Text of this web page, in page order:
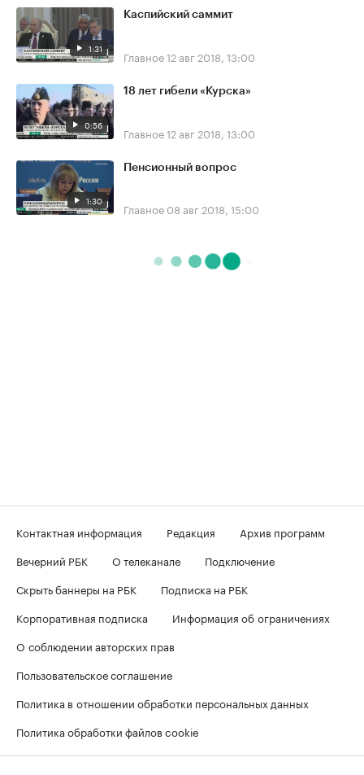
1:31
Каспийский саммит
Главное12 авг 2018, 13:00
0:56
18 лет гибели «Курска»
Главное12 авг 2018, 13:00
1:30
Пенсионный вопрос
Главное 08 авг 2018, 15:00
Контактная информация Редакция
Архив программ
Вечерний РБК
О телеканале
Подключение
Скрыть баннеры на РБК
Подписка на РБК
Корпоративная подписка
Информация об ограничениях
О соблюдении авторских прав
Пользовательское соглашение
Политика в отношении обработки персональных данных
Политика обработки файлов cookie